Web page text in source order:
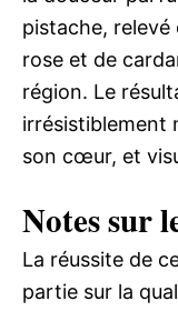
pistache, relevé
rose et de
région. Le
irrésistiblement
son cœur, et
Notes sur
La réussite de
partie sur la